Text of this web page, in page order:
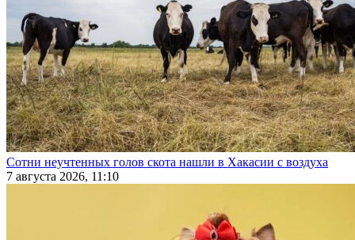
Сотни неучтенных голов скота нашли в Хакасии с воздуха
7 августа 2026, 11:10